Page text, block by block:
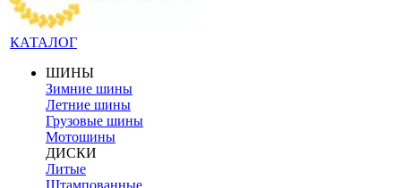
КАТАЛОГ
ШИНЫ
Зимние шины
Летние шины
Грузовые шины
Мотошины
ДИСКИ
Литые
Штампованные